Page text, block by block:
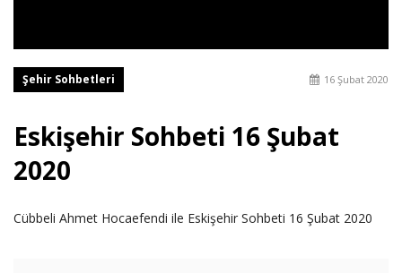
Şehir Sohbetleri 16 Şubat 2020
Eskişehir Sohbeti 16 Şubat
2020
Cübbeli Ahmet Hocaefendi ile Eskişehir Sohbeti 16 Şubat 2020